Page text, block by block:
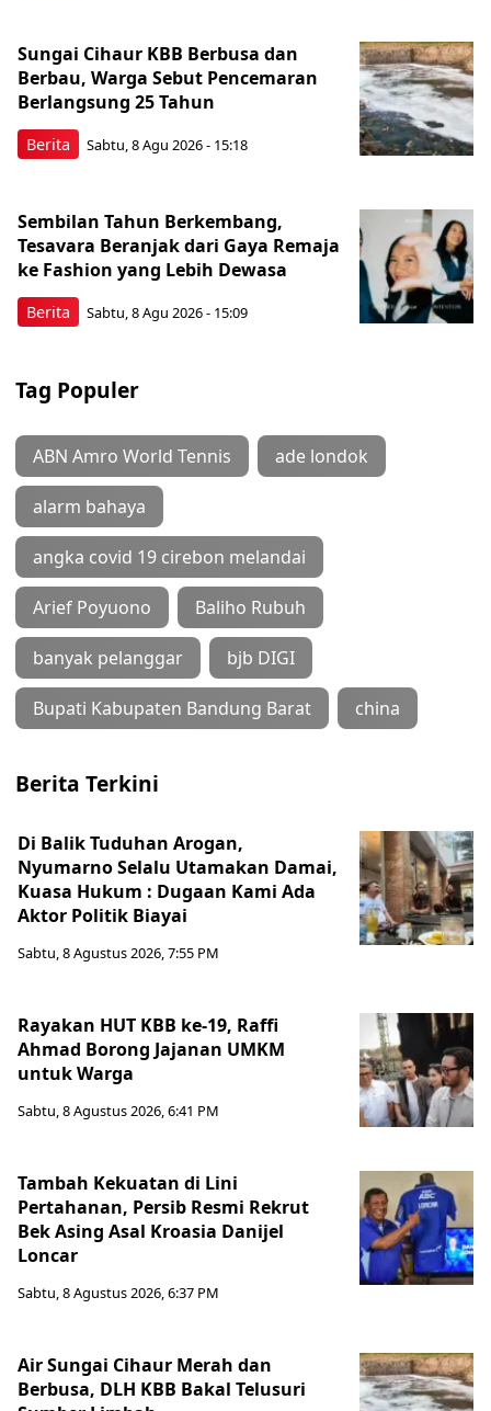
Berita
Sungai Cihaur KBB Berbusa dan
Berbau, Warga Sebut Pencemaran
Berlangsung 25 Tahun
Sabtu, 8 Agu 2026 - 15:18
Berita
Sembilan Tahun Berkembang,
Tesavara Beranjak dari Gaya Remaja
ke Fashion yang Lebih Dewasa
Sabtu, 8 Agu 2026 - 15:09
Tag Populer
ABN Amro World Tennis ade londok
alarm bahaya
angka covid 19 cirebon melandai
Arief Poyuono Baliho Rubuh
banyak pelanggar bjb DIGI
Bupati Kabupaten Bandung Barat china
Berita Terkini
Di Balik Tuduhan Arogan,
Nyumarno Selalu Utamakan Damai,
Kuasa Hukum : Dugaan Kami Ada
Aktor Politik Biayai
Sabtu, 8 Agustus 2026, 7:55 PM
Rayakan HUT KBB ke-19, Raffi
Ahmad Borong Jajanan UMKM
untuk Warga
Sabtu, 8 Agustus 2026, 6:41 PM
Tambah Kekuatan di Lini
Pertahanan, Persib Resmi Rekrut
Bek Asing Asal Kroasia Danijel
Loncar
Sabtu, 8 Agustus 2026, 6:37 PM
Air Sungai Cihaur Merah dan
Berbusa, DLH KBB Bakal Telusuri